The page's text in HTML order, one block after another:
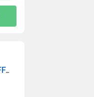
GRAND 6 ½ |INTERNET-CHAUFFAGE-EAU CHAUDE